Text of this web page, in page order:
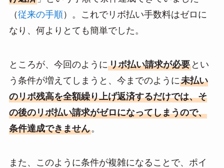
（従来の手順）。これでリボ払い手数料はゼロに
なり、何よりとても簡単でした。
ところが、今回のようにリボ払い請求が必要とい
う条件が増えてしまうと、今までのように未払い
のリボ残高を全額繰り上げ返済するだけでは、そ
の後のリボ払い請求がゼロになってしまうので、
条件達成できません。
また、このように条件が複雑になることで、ポイ